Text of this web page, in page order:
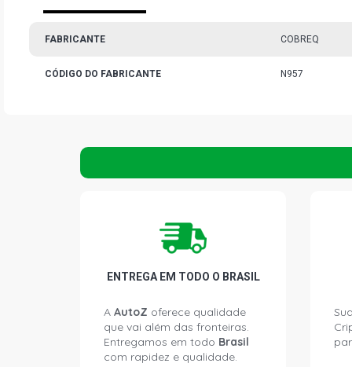
FABRICANTE COBREQ
CÓDIGO DO FABRICANTE N957
ENTREGA EM TODO O BRASIL
A AutoZ oferece qualidade
que vai além das fronteiras.
Entregamos em todo Brasil
com rapidez e qualidade.